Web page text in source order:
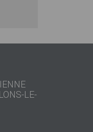
LE-